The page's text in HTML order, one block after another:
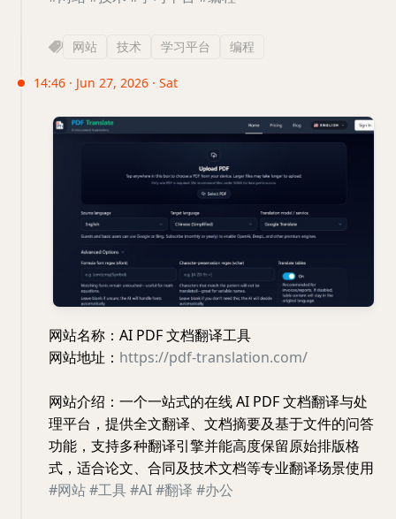
网站 技术 学习平台 编程
14:46 · Jun 27, 2026 · Sat
网站名称：AI PDF 文档翻译工具
网站地址： https://pdf-translation.com/
网站介绍：一个一站式的在线 AI PDF 文档翻译与处
理平台，提供全文翻译、文档摘要及基于文件的问答
功能，支持多种翻译引擎并能高度保留原始排版格
式，适合论文、合同及技术文档等专业翻译场景使用
#网站#工具#AI#翻译 #办公